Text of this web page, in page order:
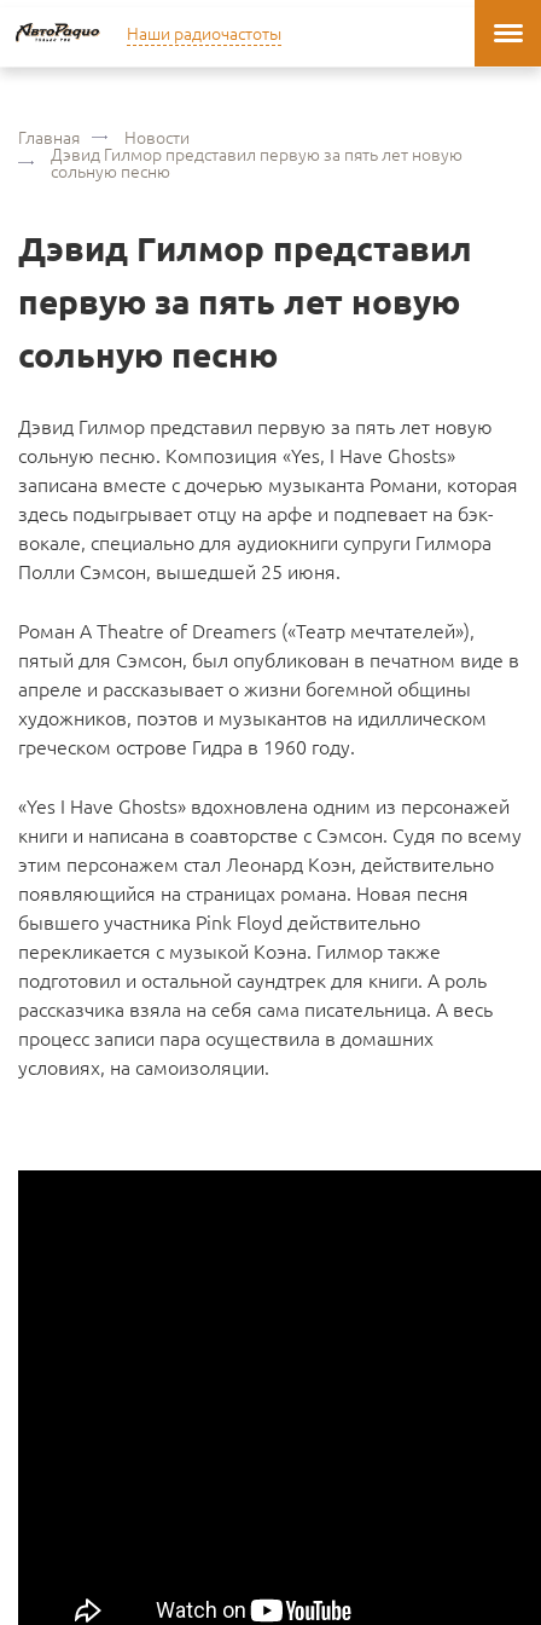
Наши радиочастоты
Главная Новости
Дэвид Гилмор представил первую за пять лет новую
сольную песню
Дэвид Гилмор представил
первую за пять лет новую
сольную песню
Дэвид Гилмор представил первую за пять лет новую
сольную песню. Композиция «Yes, I Have Ghosts»
записана вместе с дочерью музыканта Романи, которая
здесь подыгрывает отцу на арфе и подпевает на бэк-
вокале, специально для аудиокниги супруги Гилмора
Полли Сэмсон, вышедшей 25 июня.
Роман A Theatre of Dreamers («Театр мечтателей»),
пятый для Сэмсон, был опубликован в печатном виде в
апреле и рассказывает о жизни богемной общины
художников, поэтов и музыкантов на идиллическом
греческом острове Гидра в 1960 году.
«Yes I Have Ghosts» вдохновлена одним из персонажей
книги и написана в соавторстве с Сэмсон. Судя по всему
этим персонажем стал Леонард Коэн, действительно
появляющийся на страницах романа. Новая песня
бывшего участника Pink Floyd действительно
перекликается с музыкой Коэна. Гилмор также
подготовил и остальной саундтрек для книги. А роль
рассказчика взяла на себя сама писательница. А весь
процесс записи пара осуществила в домашних
условиях, на самоизоляции.